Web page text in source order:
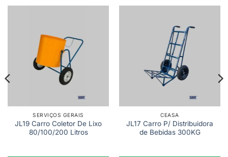
SERVIÇOS GERAIS
JL19 Carro Coletor De Lixo
80/100/200 Litros
CEASA
JL17 Carro P/ Distribuidora
de Bebidas 300KG